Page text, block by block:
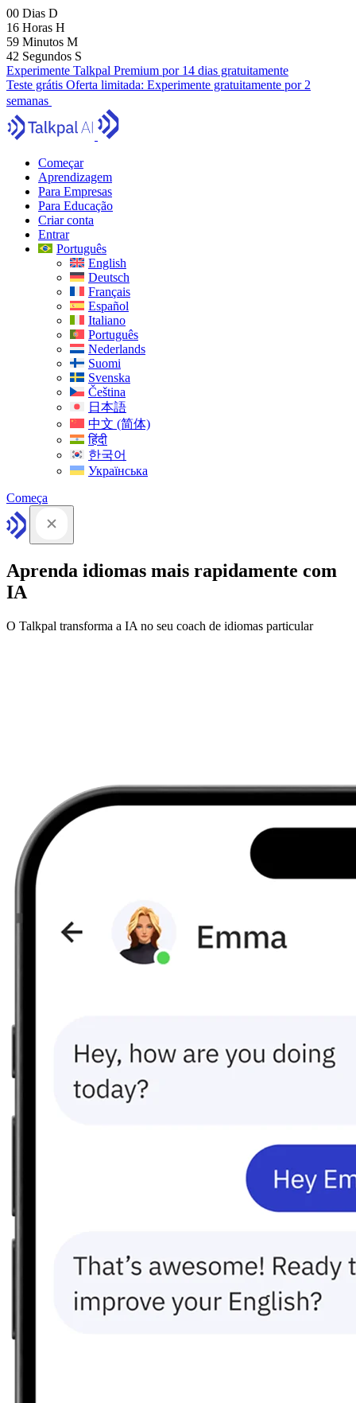
00 Dias D
16 Horas H
59 Minutos M
41 Segundos S
Experimente Talkpal Premium por 14 dias gratuitamente
Teste grátis Oferta limitada: Experimente gratuitamente por 2
semanas
Começar
Aprendizagem
Para Empresas
Para Educação
Criar conta
Entrar
Português
English
Deutsch
Français
Español
Italiano
Português
Nederlands
Suomi
Svenska
Čeština
日本語
中文 (简体)
हिंदी
한국어
Українська
Começa
Aprenda idiomas mais rapidamente com
IA
O Talkpal transforma a IA no seu coach de idiomas particular